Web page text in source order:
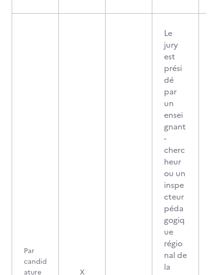
Par
candid
ature
X
Le
jury
est
prési
dé
par
un
ensei
gnant
-
cherc
heur
ou un
inspe
cteur
péda
gogiq
ue
régio
nal de
la